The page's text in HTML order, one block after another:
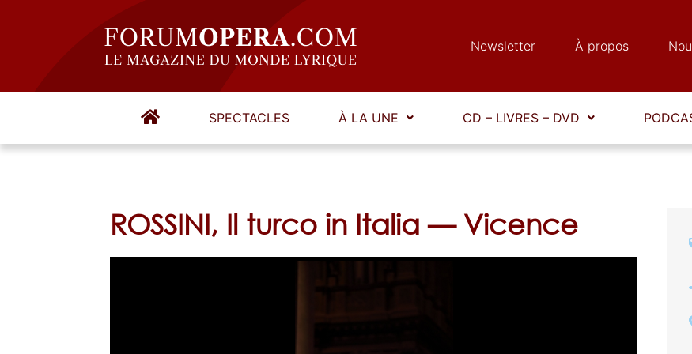
Newsletter À propos
SPECTACLES À LA UNE CD – LIVRES – DVD
ROSSINI, Il turco in Italia — Vicence